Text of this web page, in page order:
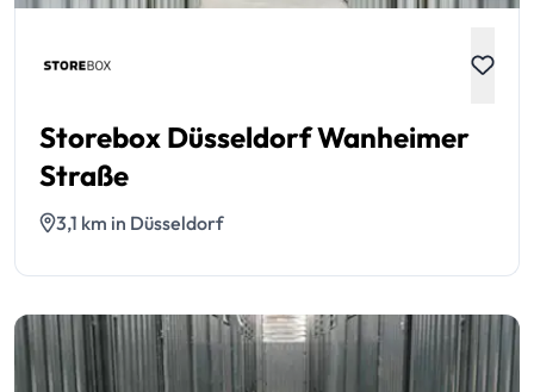
Storebox Düsseldorf Wanheimer
Straße
3,1 km in Düsseldorf